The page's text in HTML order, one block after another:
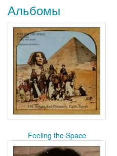
Альбомы
Feeling the Space